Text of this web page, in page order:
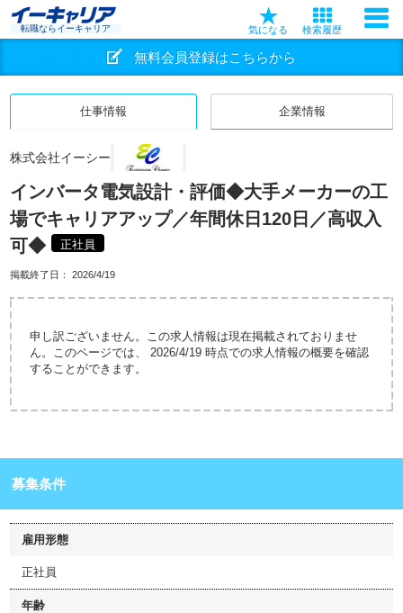
転職ならイーキャリア 気になる 検索履歴
無料会員登録はこちらから
仕事情報 企業情報
株式会社イーシー
インバータ電気設計・評価◆大手メーカーの工
場でキャリアアップ／年間休日120日／高収入
可◆
正社員
掲載終了日： 2026/4/19
申し訳ございません。この求人情報は現在掲載されておりませ
ん。このページでは、 2026/4/19 時点での求人情報の概要を確認
することができます。
募集条件
雇用形態
正社員
年齢